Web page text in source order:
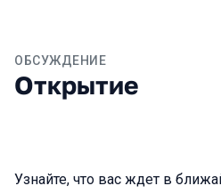
ОБСУЖДЕНИЕ
Открытие
Узнайте, что вас ждет в